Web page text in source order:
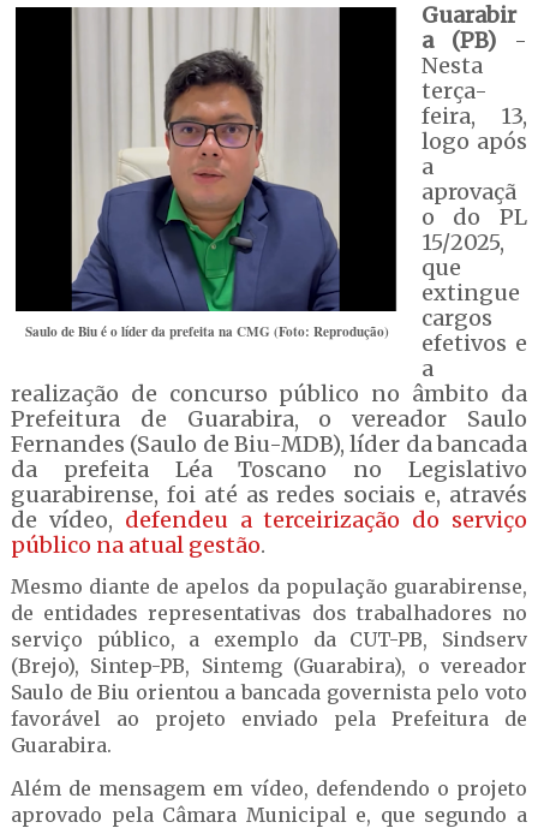
Saulo de Biu é o líder da prefeita na CMG (Foto: Reprodução)
Guarabir
a (PB) -
Nesta
terça-
feira, 13,
logo após
a
aprovaçã
o do PL
15/2025,
que
extingue
cargos
efetivos e
a
realização de concurso público no âmbito da
Prefeitura de Guarabira, o vereador Saulo
Fernandes (Saulo de Biu-MDB), líder da bancada
da prefeita Léa Toscano no Legislativo
guarabirense, foi até as redes sociais e, através
de vídeo, defendeu a terceirização do serviço
público na atual gestão.
Mesmo diante de apelos da população guarabirense,
de entidades representativas dos trabalhadores no
serviço público, a exemplo da CUT-PB, Sindserv
(Brejo), Sintep-PB, Sintemg (Guarabira), o vereador
Saulo de Biu orientou a bancada governista pelo voto
favorável ao projeto enviado pela Prefeitura de
Guarabira.
Além de mensagem em vídeo, defendendo o projeto
aprovado pela Câmara Municipal e, que segundo a